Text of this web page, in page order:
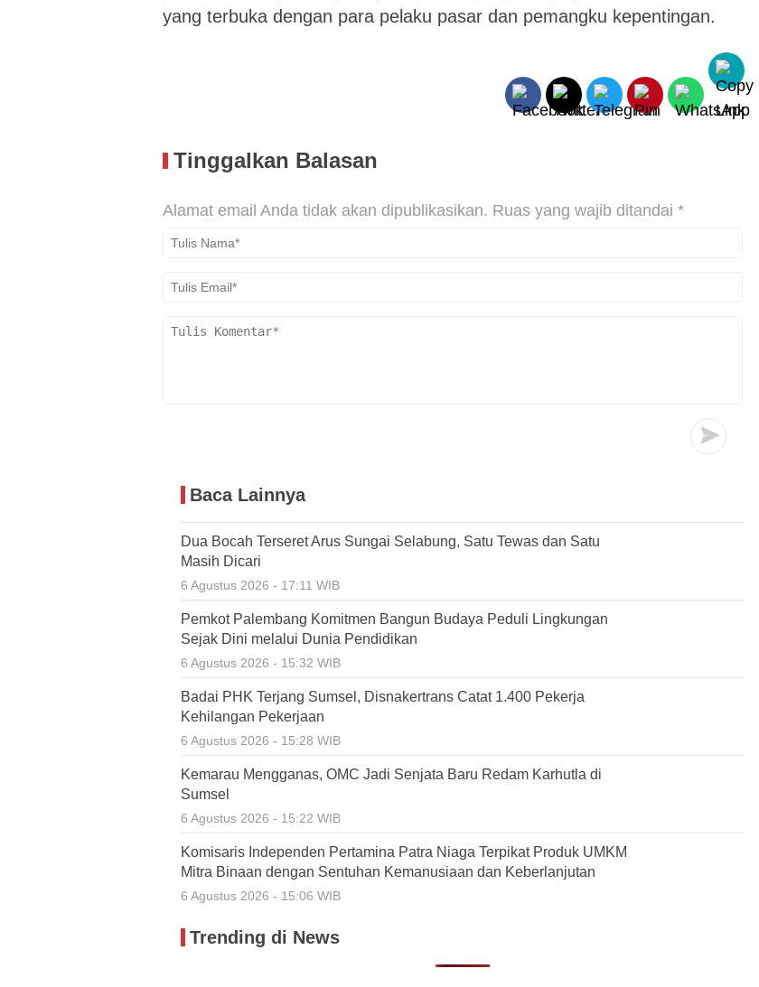
yang terbuka dengan para pelaku pasar dan pemangku kepentingan.
Tinggalkan Balasan
Alamat email Anda tidak akan dipublikasikan. Ruas yang wajib ditandai *
Baca Lainnya
Dua Bocah Terseret Arus Sungai Selabung, Satu Tewas dan Satu
Masih Dicari
6 Agustus 2026 - 17:11 WIB
Pemkot Palembang Komitmen Bangun Budaya Peduli Lingkungan
Sejak Dini melalui Dunia Pendidikan
6 Agustus 2026 - 15:32 WIB
Badai PHK Terjang Sumsel, Disnakertrans Catat 1.400 Pekerja
Kehilangan Pekerjaan
6 Agustus 2026 - 15:28 WIB
Kemarau Mengganas, OMC Jadi Senjata Baru Redam Karhutla di
Sumsel
6 Agustus 2026 - 15:22 WIB
Komisaris Independen Pertamina Patra Niaga Terpikat Produk UMKM
Mitra Binaan dengan Sentuhan Kemanusiaan dan Keberlanjutan
6 Agustus 2026 - 15:06 WIB
Trending di News